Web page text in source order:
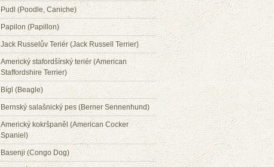
Pudl (Poodle, Caniche)
Papilon (Papillon)
Jack Russelův Teriér (Jack Russell Terrier)
Americký stafordšírský teriér (American
Staffordshire Terrier)
Bígl (Beagle)
Bernský salašnický pes (Berner Sennenhund)
Americký kokršpaněl (American Cocker
Spaniel)
Basenji (Congo Dog)